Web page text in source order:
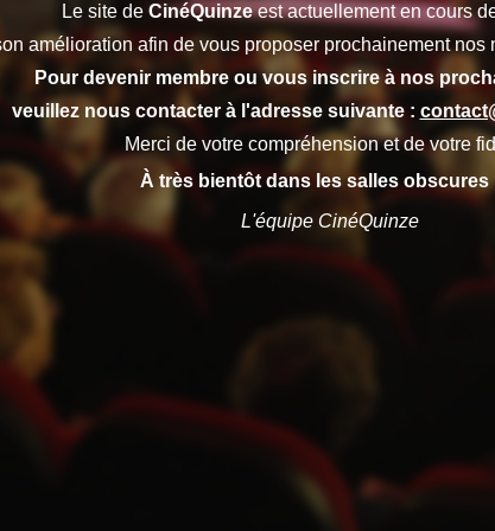
Le site de CinéQuinzeest actuellement en cours
amélioration afin de vous proposer prochainement
Pour devenir membre ou vous inscrire à nos
veuillez nous contacter à l'adresse suivante :
Merci de votre compréhension et de votre
À très bientôt dans les salles obscures
L'équipe CinéQuinze